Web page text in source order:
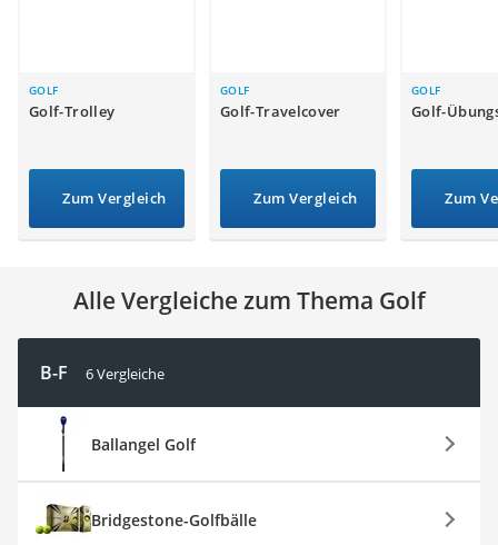
Sicherheitsweste Reiten
Service
GOLF
Golf-Trolley
Zum Vergleich
GOLF
Golf-Travelcover
Zum Vergleich
GOLF
Golf-
Zum
Alle Vergleiche zum Thema Golf
B-F 6 Vergleiche
Ballangel Golf
Bridgestone-Golfbälle